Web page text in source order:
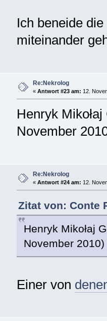
Ich beneide
miteinander
Re:Nekrolog
« Antwort #23 am: 12.
Henryk
November
Re:Nekrolog
« Antwort #24 am: 12.
Zitat von: Conte
Henryk Mikołaj
November 2010)
Einer von